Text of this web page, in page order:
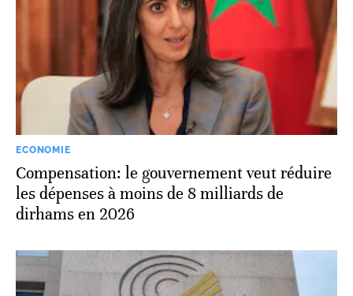
ECONOMIE
Compensation: le gouvernement veut réduire
les dépenses à moins de 8 milliards de
dirhams en 2026